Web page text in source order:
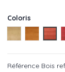
Coloris
Blond ref M4148-
Référence Bois